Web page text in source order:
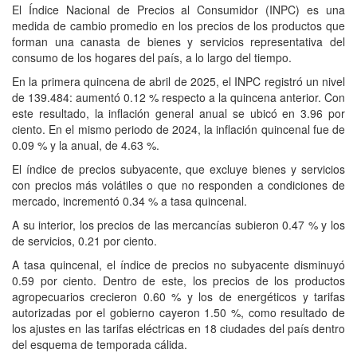
El Índice Nacional de Precios al Consumidor (INPC) es una
medida de cambio promedio en los precios de los productos que
forman una canasta de bienes y servicios representativa del
consumo de los hogares del país, a lo largo del tiempo.
En la primera quincena de abril de 2025, el INPC registró un nivel
de 139.484: aumentó 0.12 % respecto a la quincena anterior. Con
este resultado, la inflación general anual se ubicó en 3.96 por
ciento. En el mismo periodo de 2024, la inflación quincenal fue de
0.09 % y la anual, de 4.63 %.
El índice de precios subyacente, que excluye bienes y servicios
con precios más volátiles o que no responden a condiciones de
mercado, incrementó 0.34 % a tasa quincenal.
A su interior, los precios de las mercancías subieron 0.47 % y los
de servicios, 0.21 por ciento.
A tasa quincenal, el índice de precios no subyacente disminuyó
0.59 por ciento. Dentro de este, los precios de los productos
agropecuarios crecieron 0.60 % y los de energéticos y tarifas
autorizadas por el gobierno cayeron 1.50 %, como resultado de
los ajustes en las tarifas eléctricas en 18 ciudades del país dentro
del esquema de temporada cálida.